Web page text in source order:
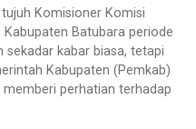
Komisioner Komisi
Kabupaten Batubara periode
kabar biasa, tetapi
Kabupaten (Pemkab)
perhatian terhadap